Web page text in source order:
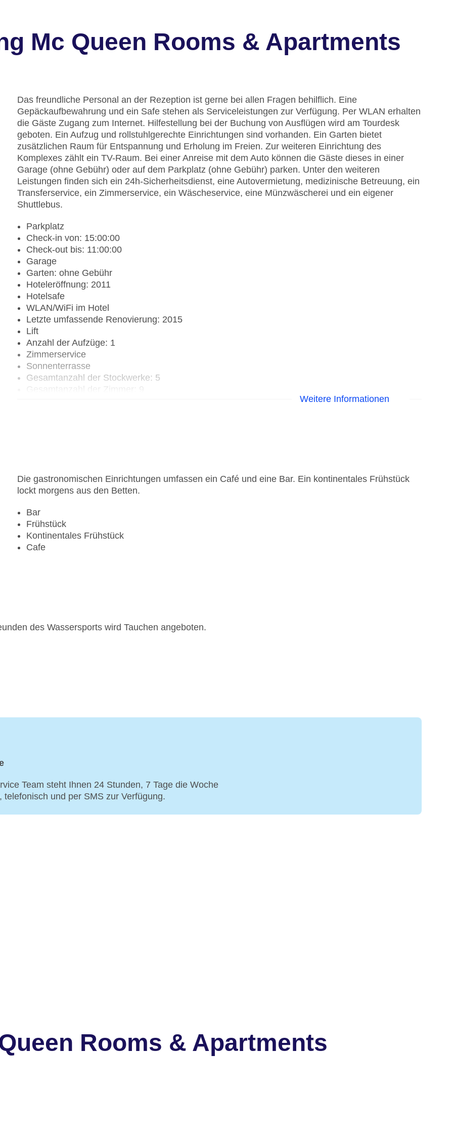
Mc Queen Rooms & Apartments
Das freundliche Personal an der Rezeption ist gerne bei allen Fragen behilflich. Eine
Gepäckaufbewahrung und ein Safe stehen als Serviceleistungen zur Verfügung. Per WLAN erhalten
die Gäste Zugang zum Internet. Hilfestellung bei der Buchung von Ausflügen wird am Tourdesk
geboten. Ein Aufzug und rollstuhlgerechte Einrichtungen sind vorhanden. Ein Garten bietet
zusätzlichen Raum für Entspannung und Erholung im Freien. Zur weiteren Einrichtung des
Komplexes zählt ein TV-Raum. Bei einer Anreise mit dem Auto können die Gäste dieses in einer
Garage (ohne Gebühr) oder auf dem Parkplatz (ohne Gebühr) parken. Unter den weiteren
Leistungen finden sich ein 24h-Sicherheitsdienst, eine Autovermietung, medizinische Betreuung, ein
Transferservice, ein Zimmerservice, ein Wäscheservice, eine Münzwäscherei und ein eigener
Shuttlebus.
Parkplatz
Check-in von: 15:00:00
Check-out bis: 11:00:00
Garage
Garten: ohne Gebühr
Hoteleröffnung: 2011
Hotelsafe
WLAN/WiFi im Hotel
Letzte umfassende Renovierung: 2015
Lift
Anzahl der Aufzüge: 1
Zimmerservice
Sonnenterrasse
Gesamtanzahl der Stockwerke: 5
Weitere Informationen
Die gastronomischen Einrichtungen umfassen ein Café und eine Bar. Ein kontinentales Frühstück
lockt morgens aus den Betten.
Bar
Frühstück
Kontinentales Frühstück
Cafe
des Wassersports wird Tauchen angeboten.
Team steht Ihnen 24 Stunden, 7 Tage die Woche
und per SMS zur Verfügung.
Rooms & Apartments